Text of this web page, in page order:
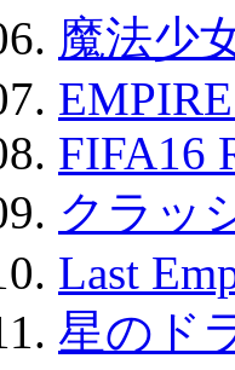
魔法少
FIFA16
クラッ
Last
星のド